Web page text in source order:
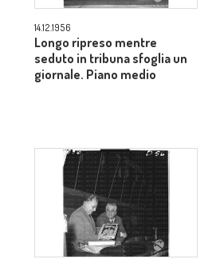
14.12.1956
Longo ripreso mentre
seduto in tribuna sfoglia un
giornale. Piano medio